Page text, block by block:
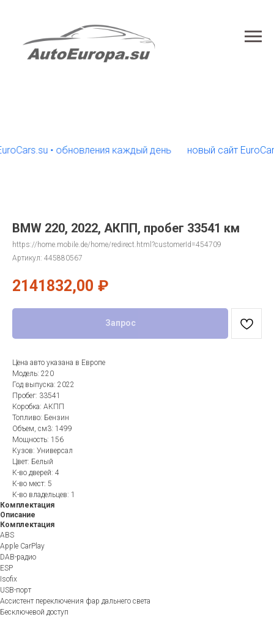
• обновления каждый день новый сайт
BMW 220, 2022, АКПП, пробег 33541 км
https://home.mobile.de/home/redirect.html?customerId=454709
Артикул: 445880567
2141832,00 ₽
Запрос
Цена авто указана в Европе
Модель: 220
Год выпуска: 2022
Пробег: 33541
Коробка: АКПП
Топливо: Бензин
Объем, см3: 1499
Мощность: 156
Кузов: Универсал
Цвет: Белый
К-во дверей: 4
К-во мест: 5
К-во владельцев: 1
Комплектация
Описание
Комплектация
ABS
Apple CarPlay
DAB-радио
ESP
Isofix
USB-порт
Ассистент переключения фар дальнего света
Бесключевой доступ